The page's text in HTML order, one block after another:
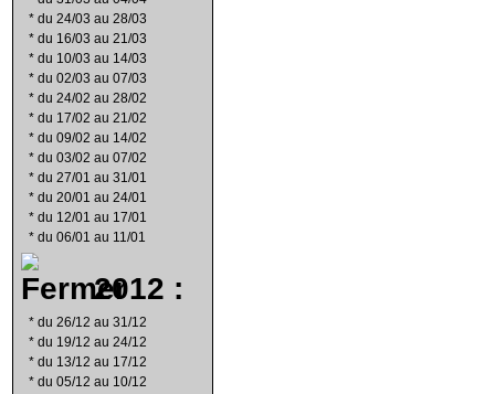
* du 24/03 au 28/03
* du 16/03 au 21/03
* du 10/03 au 14/03
* du 02/03 au 07/03
* du 24/02 au 28/02
* du 17/02 au 21/02
* du 09/02 au 14/02
* du 03/02 au 07/02
* du 27/01 au 31/01
* du 20/01 au 24/01
* du 12/01 au 17/01
* du 06/01 au 11/01
2012 :
* du 26/12 au 31/12
* du 19/12 au 24/12
* du 13/12 au 17/12
* du 05/12 au 10/12